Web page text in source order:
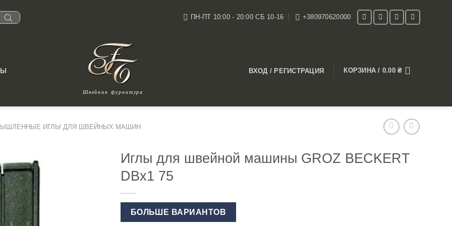
ПН-ПТ 10:00 - 20:00 СБ 10-16 +380970620000
Швейная фурнитура
ВХОД / РЕГИСТРАЦИЯ КОРЗИНА / 0.00₴
ИГЛЫ ДЛЯ ШВЕЙНЫХ МАШИН
Иглы для швейной машины GROZ BECKERT
DBx1 75
БОЛЬШЕ ВАРИАНТОВ